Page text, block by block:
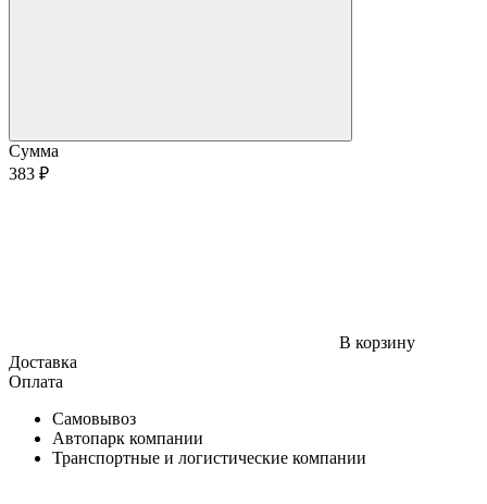
Сумма
383 ₽
В корзину
Доставка
Оплата
Самовывоз
Автопарк компании
Транспортные и логистические компании